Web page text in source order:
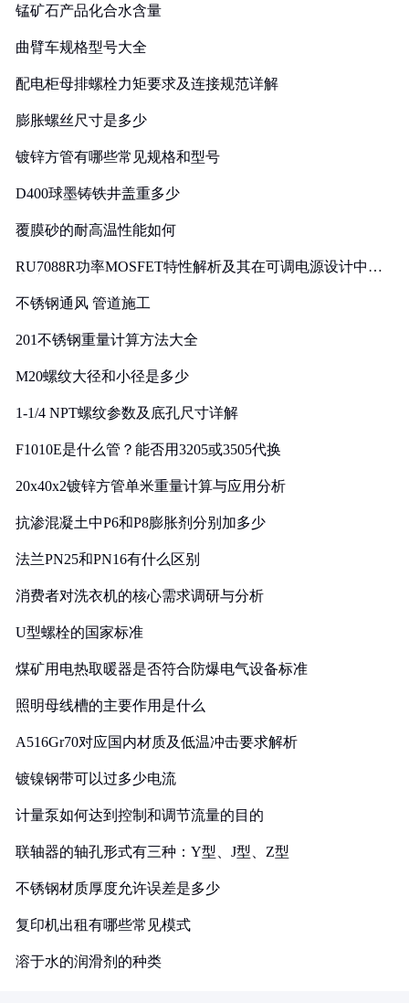
锰矿石产品化合水含量
曲臂车规格型号大全
配电柜母排螺栓力矩要求及连接规范详解
膨胀螺丝尺寸是多少
镀锌方管有哪些常见规格和型号
D400球墨铸铁井盖重多少
覆膜砂的耐高温性能如何
RU7088R功率MOSFET特性解析及其在可调电源设计中的
不锈钢通风 管道施工
201不锈钢重量计算方法大全
M20螺纹大径和小径是多少
1-1/4 NPT螺纹参数及底孔尺寸详解
F1010E是什么管？能否用3205或3505代换
20x40x2镀锌方管单米重量计算与应用分析
抗渗混凝土中P6和P8膨胀剂分别加多少
法兰PN25和PN16有什么区别
消费者对洗衣机的核心需求调研与分析
U型螺栓的国家标准
煤矿用电热取暖器是否符合防爆电气设备标准
照明母线槽的主要作用是什么
A516Gr70对应国内材质及低温冲击要求解析
镀镍钢带可以过多少电流
计量泵如何达到控制和调节流量的目的
联轴器的轴孔形式有三种：Y型、J型、Z型
不锈钢材质厚度允许误差是多少
复印机出租有哪些常见模式
溶于水的润滑剂的种类